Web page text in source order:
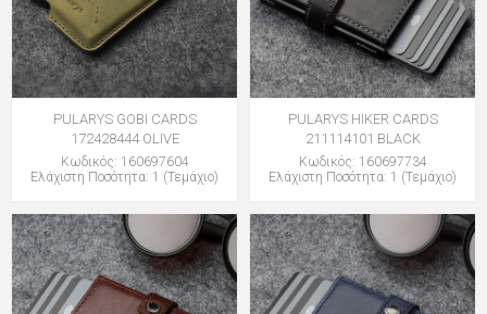
PULARYS GOBI CARDS
172428444 OLIVE
Κωδικός: 160697604
Ελάχιστη Ποσότητα: 1 (Τεμάχιο)
PULARYS HIKER CARDS
211114101 BLACK
Κωδικός: 160697734
Ελάχιστη Ποσότητα: 1 (Τεμάχιο)